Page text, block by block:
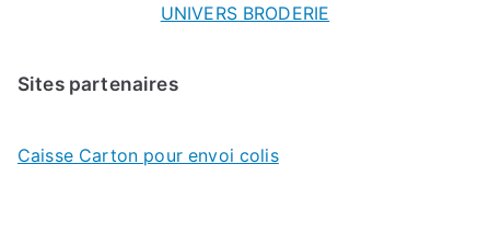
UNIVERS BRODERIE
Sites partenaires
Caisse Carton pour envoi colis